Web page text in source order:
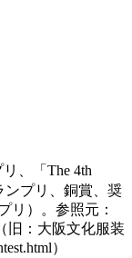
リ、「The 4th
ンプリ、銅賞、奨
リ）。参照元：
旧：大阪文化服装
）